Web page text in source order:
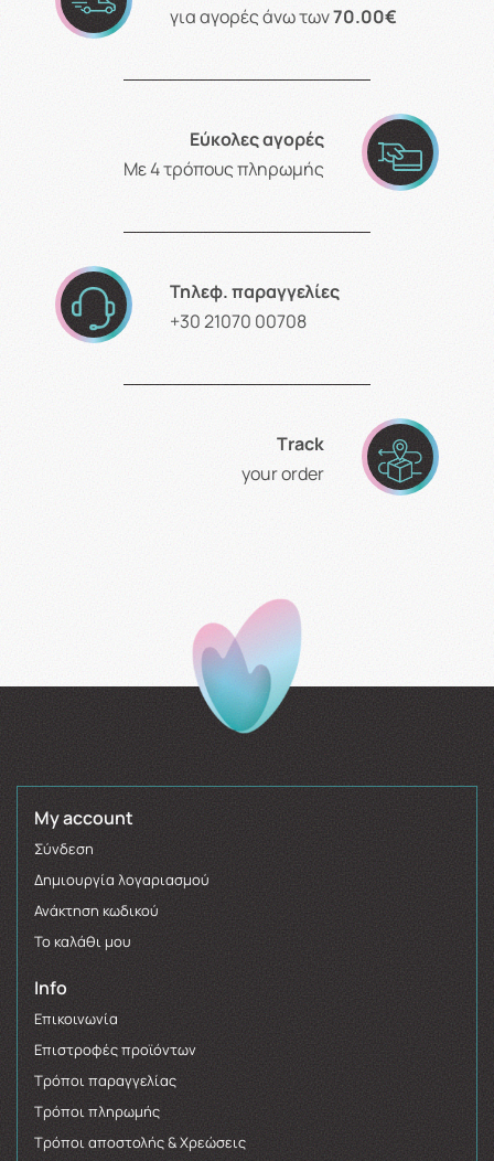
για αγορές άνω των70.00€
Εύκολες αγορές
Με 4 τρόπους πληρωμής
Τηλεφ. παραγγελίες
+30 21070 00708
Τrack
your order
My account
Σύνδεση
Δημιουργία λογαριασμού
Ανάκτηση κωδικού
Το καλάθι μου
Info
Επικοινωνία
Επιστροφές προϊόντων
Τρόποι παραγγελίας
Τρόποι πληρωμής
Τρόποι αποστολής & Χρεώσεις